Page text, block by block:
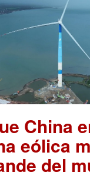
China
eólica
del